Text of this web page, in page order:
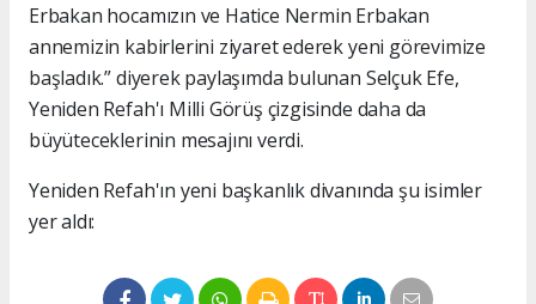
Erbakan hocamızın ve Hatice Nermin Erbakan
annemizin kabirlerini ziyaret ederek yeni görevimize
başladık.” diyerek paylaşımda bulunan Selçuk Efe,
Yeniden Refah'ı Milli Görüş çizgisinde daha da
büyüteceklerinin mesajını verdi.
Yeniden Refah'ın yeni başkanlık divanında şu isimler
yer aldı: